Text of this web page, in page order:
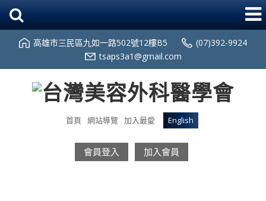
高雄市三民區九如一路502號12樓B5
(07)392-9924
tsaps3a1@gmail.com
首頁 網站導覽 加入最愛 English
會員登入 加入會員